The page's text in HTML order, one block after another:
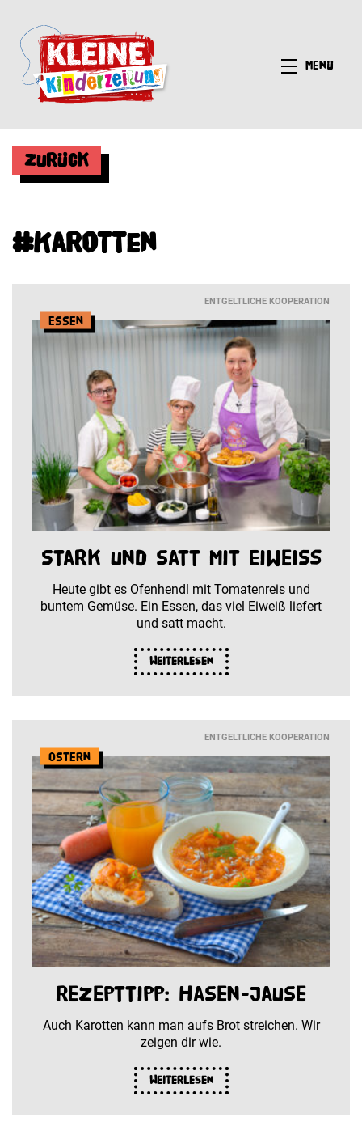
Menü
Zurück
#Karotten
ENTGELTLICHE KOOPERATION
Essen
Stark und satt mit Eiweiß
Heute gibt es Ofenhendl mit Tomatenreis und
buntem Gemüse. Ein Essen, das viel Eiweiß liefert
und satt macht.
Weiterlesen
ENTGELTLICHE KOOPERATION
Ostern
Rezepttipp: Hasen-Jause
Auch Karotten kann man aufs Brot streichen. Wir
zeigen dir wie.
Weiterlesen